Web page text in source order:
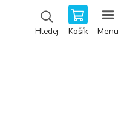
Hledej Košík Menu